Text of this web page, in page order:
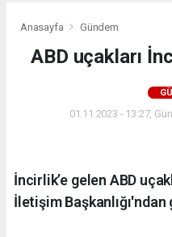
Anasayfa Gündem
ABD uçakları
01.11.2023 - 13:27,
İncirlik’e gelen ABD
İletişim Başkanlığı'ndan